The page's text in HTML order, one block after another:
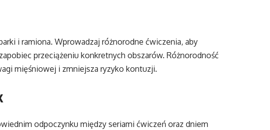
i ramiona. Wprowadzaj różnorodne ćwiczenia, aby
przeciążeniu konkretnych obszarów. Różnorodność
mięśniowej i zmniejsza ryzyko kontuzji.
odpoczynku między seriami ćwiczeń oraz dniem